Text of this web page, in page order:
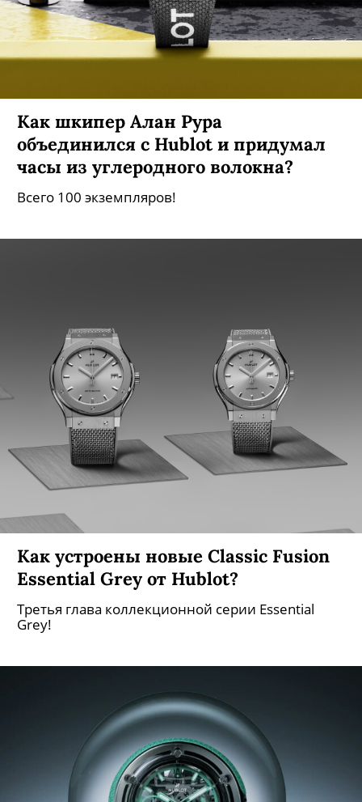
Как шкипер Алан Рура
объединился с Hublot и придумал
часы из углеродного волокна?
Всего 100 экземпляров!
Как устроены новые Classic Fusion
Essential Grey от Hublot?
Третья глава коллекционной серии Essential
Grey!